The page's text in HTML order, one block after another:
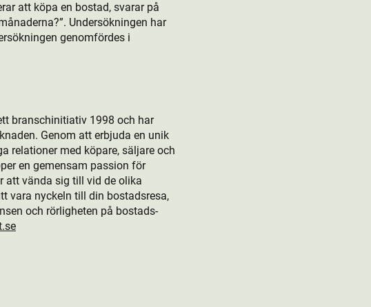
att köpa en bostad, svarar på
Undersökningen har
genomfördes i
branschinitiativ 1998 och har
Genom att erbjuda en unik
relationer med köpare, säljare och
en gemensam passion för
att vända sig till vid de olika
vara nyckeln till din bostads­resa,
och rörligheten på bostads­